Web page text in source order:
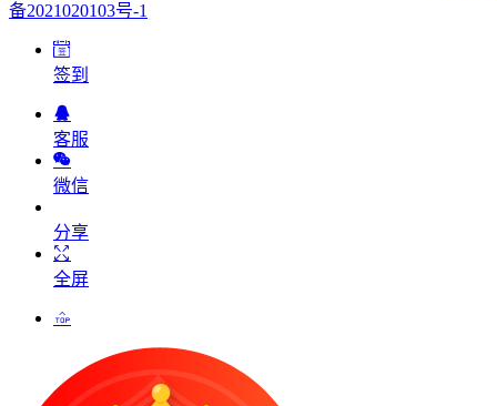
备2021020103号-1
签到
客服
微信
分享
全屏